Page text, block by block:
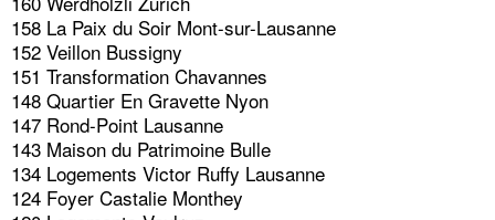
158 La Paix du Soir Mont-sur-Lausanne
152 Veillon Bussigny
151 Transformation Chavannes
148 Quartier En Gravette Nyon
147 Rond-Point Lausanne
143 Maison du Patrimoine Bulle
134 Logements Victor Ruffy Lausanne
124 Foyer Castalie Monthey